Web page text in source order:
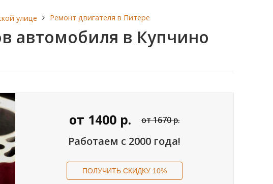
улице Ремонт двигателя в Питере
автомобиля в Купчино
от 1400р. от 1670 р.
Работаем с 2000 года!